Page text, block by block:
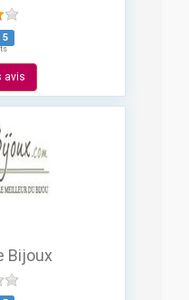
5
avis
Bijoux